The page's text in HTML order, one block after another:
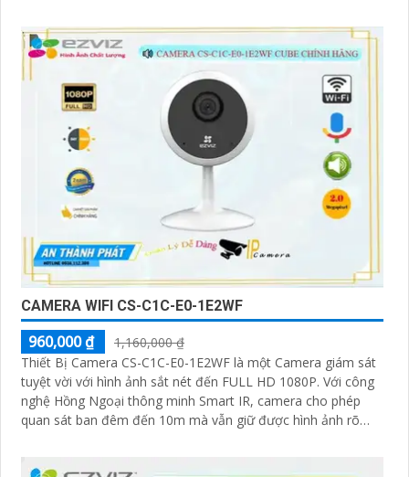
CAMERA WIFI CS-C1C-E0-1E2WF
960,000 ₫
1,160,000 ₫
Thiết Bị Camera CS-C1C-E0-1E2WF là một Camera giám sát
tuyệt vời với hình ảnh sắt nét đến FULL HD 1080P. Với công
nghệ Hồng Ngoại thông minh Smart IR, camera cho phép
quan sát ban đêm đến 10m mà vẫn giữ được hình ảnh rõ